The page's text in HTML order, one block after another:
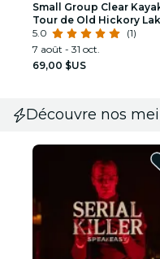
Small Group Clear
Tour de Old Hickory
5.0
(1)
7 août - 31 oct.
69,00 $US
Découvre nos